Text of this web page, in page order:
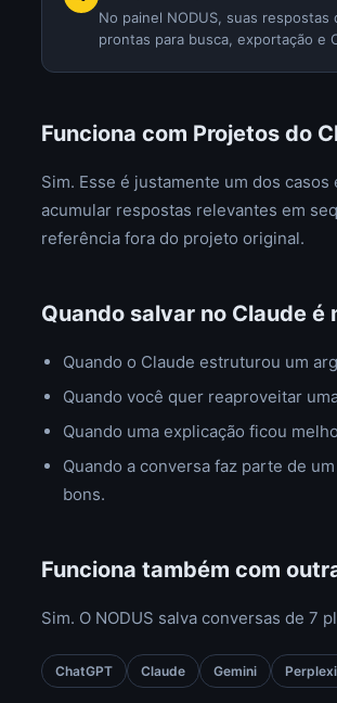
No painel NODUS, suas
prontas para busca, exportação e
Funciona com Projetos do
Sim. Esse é justamente um dos
acumular respostas relevantes em
referência fora do projeto original.
Quando salvar no Claude é
Quando o Claude estruturou um
Quando você quer reaproveitar
Quando uma explicação ficou
Quando a conversa faz parte de
bons.
Funciona também com
Sim. O NODUS salva conversas de 7
ChatGPT Claude Gemini